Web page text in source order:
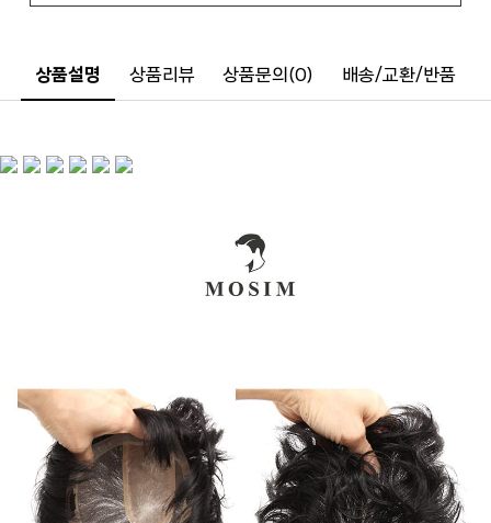
상품설명 상품리뷰 상품문의(0) 배송/교환/반품